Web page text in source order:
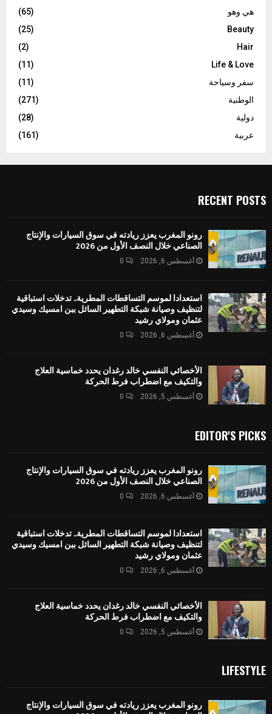
هي وهو
(65)
Beauty
(25)
Hair
(2)
Life & Love
(11)
سفر وسياحة
(11)
الوطنية
(271)
دولية
(28)
عربية
(161)
RECENT POSTS
رونو المغرب يعزز ريادته في سوق السيارات والإنتاج
الصناعي خلال النصف الأول من 2026
أغسطس 6, 2026 0
استعدادا لموسم التساقطات المطرية.. تدخلات استباقية
لتنظيف وصيانة شبكة التطهير السائل ببن امسيك وسيدي
عثمان ومولاي رشيد
أغسطس 6, 2026 0
الأخصائي النفسي خالد رغدان يحدد خماسية العلاج
والتكيف مع اضطراب فرط الحركة
أغسطس 5, 2026 0
EDITOR'S PICKS
رونو المغرب يعزز ريادته في سوق السيارات والإنتاج
الصناعي خلال النصف الأول من 2026
أغسطس 6, 2026 0
استعدادا لموسم التساقطات المطرية.. تدخلات استباقية
لتنظيف وصيانة شبكة التطهير السائل ببن امسيك وسيدي
عثمان ومولاي رشيد
أغسطس 6, 2026 0
الأخصائي النفسي خالد رغدان يحدد خماسية العلاج
والتكيف مع اضطراب فرط الحركة
أغسطس 5, 2026 0
LIFESTYLE
رونو المغرب يعزز ريادته في سوق السيارات والإنتاج